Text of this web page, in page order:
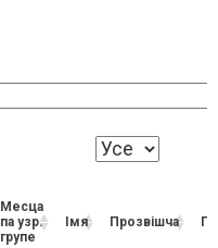
Месца
па узр.
групе
Імя Прозвішча